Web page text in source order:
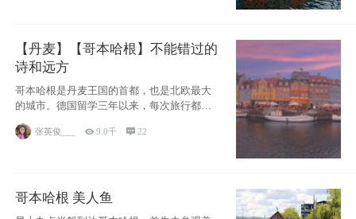
【丹麦】【哥本哈根】不能错过的
诗和远方
哥本哈根是丹麦王国的首都，也是北欧最大
的城市。德国留学三年以来，每次旅行都是
张英俊___ 9.0千 22
哥本哈根 美人鱼